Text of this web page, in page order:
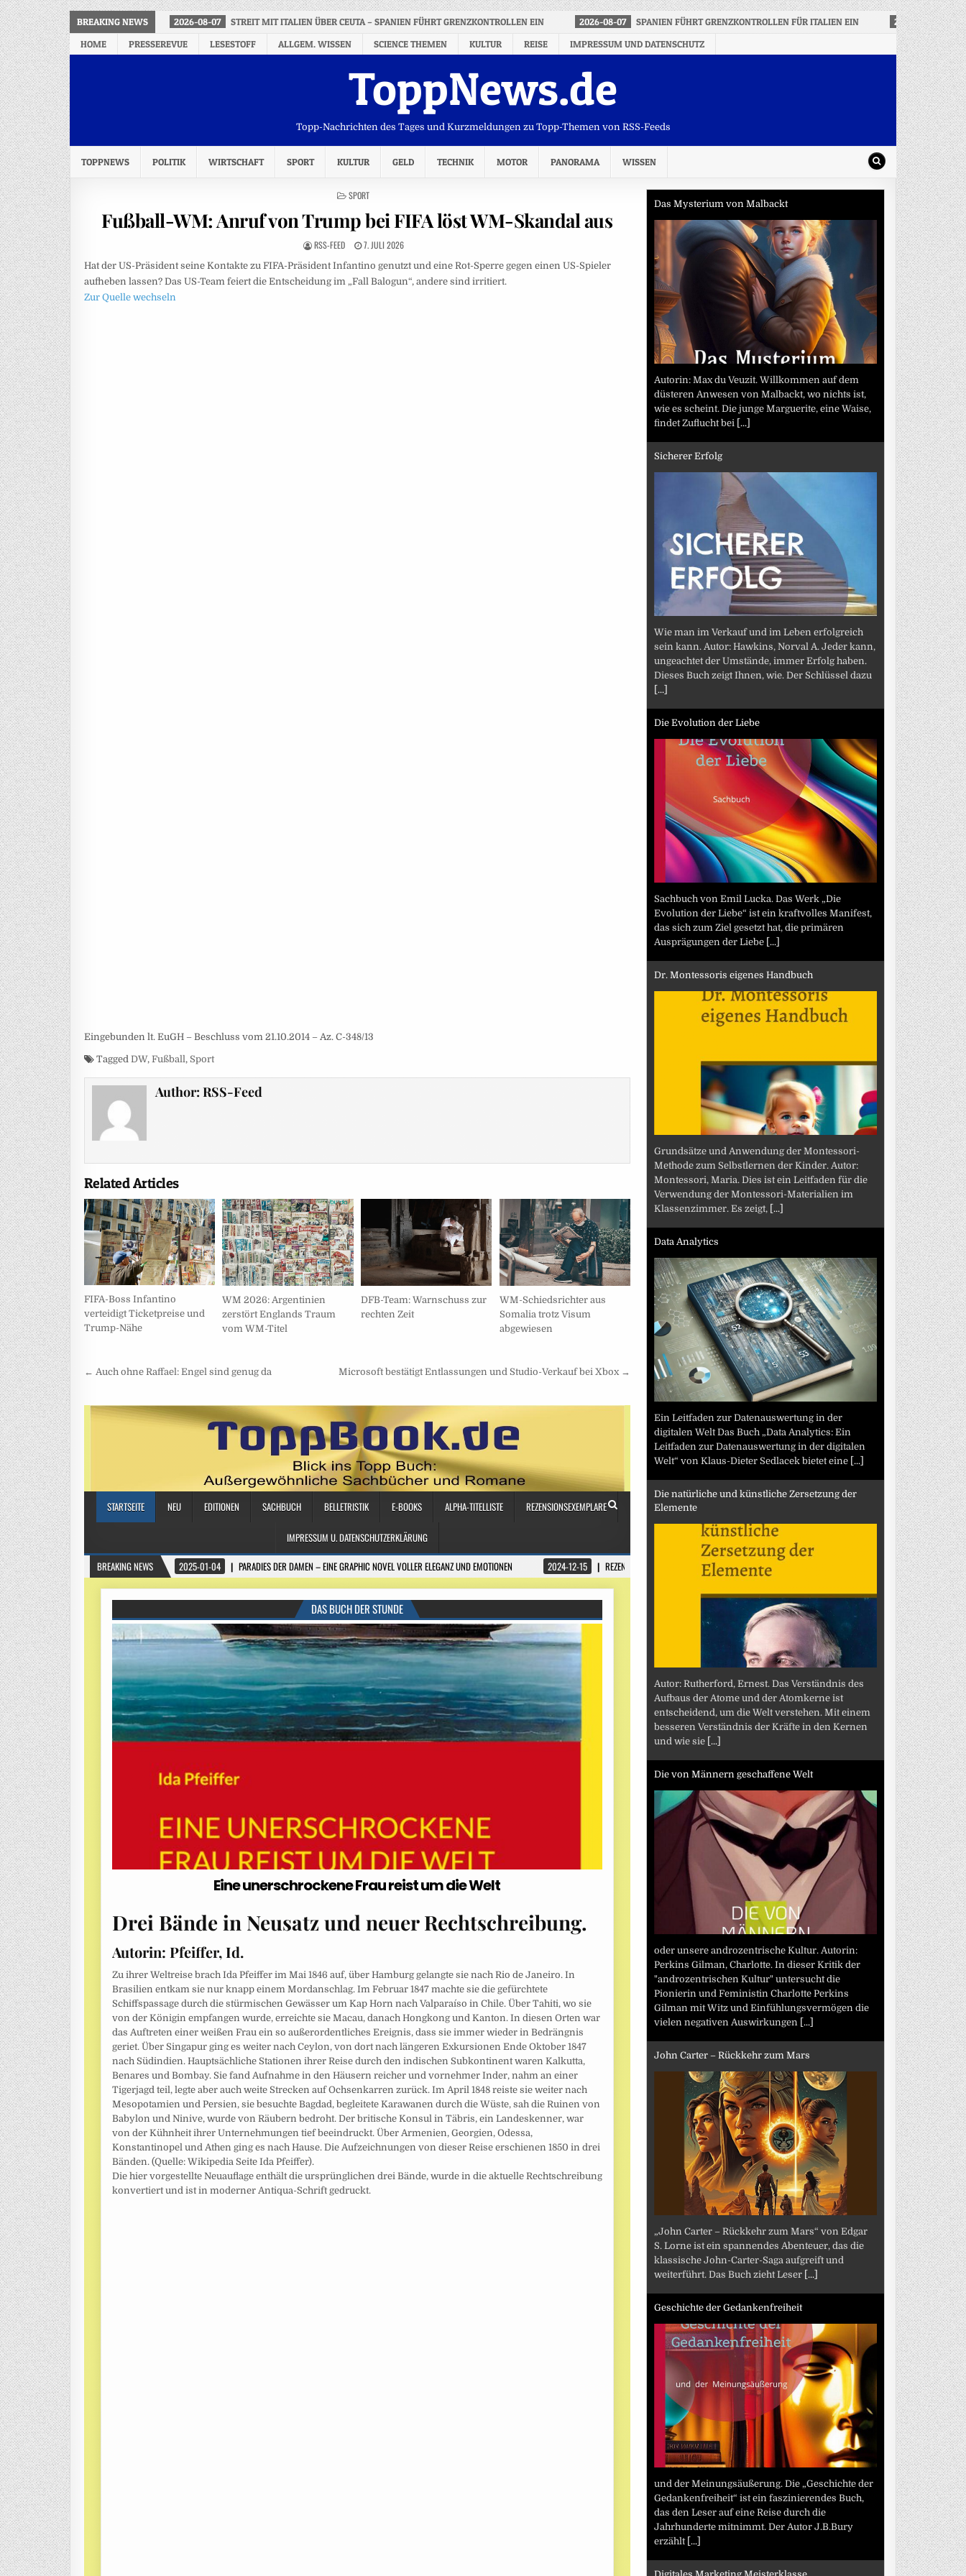
BREAKING NEWS 2026-08-07 STREIT MIT ITALIEN ÜBER CEUTA – SPANIEN FÜHRT GRENZKONTROLLEN EIN 2026-08-07 SPANIEN FÜHRT GRENZKONTROLLEN FÜR ITALIEN EIN 2026-08-07
HOME
PRESSEREVUE LESESTOFF ALLGEM. WISSEN SCIENCE THEMEN KULTUR REISE IMPRESSUM UND DATENSCHUTZ
ToppNews.de
Topp-Nachrichten des Tages und Kurzmeldungen zu Topp-Themen von RSS-Feeds
TOPPNEWS POLITIK WIRTSCHAFT SPORT KULTUR GELD TECHNIK MOTOR PANORAMA WISSEN
POSTED
SPORT
Fußball-WM: Anruf von Trump bei FIFA löst WM-Skandal aus
RSS-FEED 7. JULI 2026
Hat der US-Präsident seine Kontakte zu FIFA-Präsident Infantino genutzt und eine Rot-Sperre gegen einen US-Spieler
aufheben lassen? Das US-Team feiert die Entscheidung im „Fall Balogun“, andere sind irritiert.
Zur Quelle wechseln
Eingebunden lt. EuGH – Beschluss vom 21.10.2014 – Az. C-348/13
Tagged DW, Fußball, Sport
Author:RSS-Feed
Related Articles
FIFA-Boss Infantino
verteidigt Ticketpreise und
Trump-Nähe
WM 2026: Argentinien
zerstört Englands Traum
vom WM-Titel
DFB-Team: Warnschuss zur
rechten Zeit
WM-Schiedsrichter aus
Somalia trotz Visum
abgewiesen
Beitragsnavigation
← Auch ohne Raffael: Engel sind genug da Microsoft bestätigt Entlassungen und Studio-Verkauf bei Xbox →
Das Mysterium von Malbackt
Autorin: Max du Veuzit. Willkommen auf dem
düsteren Anwesen von Malbackt, wo nichts ist,
wie es scheint. Die junge Marguerite, eine Waise,
findet Zuflucht bei [...]
Sicherer Erfolg
Wie man im Verkauf und im Leben erfolgreich
sein kann. Autor: Hawkins, Norval A. Jeder kann,
ungeachtet der Umstände, immer Erfolg haben.
Dieses Buch zeigt Ihnen, wie. Der Schlüssel dazu
[...]
Die Evolution der Liebe
Sachbuch von Emil Lucka. Das Werk „Die
Evolution der Liebe“ ist ein kraftvolles Manifest,
das sich zum Ziel gesetzt hat, die primären
Ausprägungen der Liebe [...]
Dr. Montessoris eigenes Handbuch
Grundsätze und Anwendung der Montessori-
Methode zum Selbstlernen der Kinder. Autor:
Montessori, Maria. Dies ist ein Leitfaden für die
Verwendung der Montessori-Materialien im
Klassenzimmer. Es zeigt, [...]
Data Analytics
Ein Leitfaden zur Datenauswertung in der
digitalen Welt Das Buch „Data Analytics: Ein
Leitfaden zur Datenauswertung in der digitalen
Welt“ von Klaus-Dieter Sedlacek bietet eine [...]
Die natürliche und künstliche Zersetzung der
Elemente
Autor: Rutherford, Ernest. Das Verständnis des
Aufbaus der Atome und der Atomkerne ist
entscheidend, um die Welt verstehen. Mit einem
besseren Verständnis der Kräfte in den Kernen
und wie sie [...]
Die von Männern geschaffene Welt
oder unsere androzentrische Kultur. Autorin:
Perkins Gilman, Charlotte. In dieser Kritik der
"androzentrischen Kultur" untersucht die
Pionierin und Feministin Charlotte Perkins
Gilman mit Witz und Einfühlungsvermögen die
vielen negativen Auswirkungen [...]
John Carter – Rückkehr zum Mars
„John Carter – Rückkehr zum Mars“ von Edgar
S. Lorne ist ein spannendes Abenteuer, das die
klassische John-Carter-Saga aufgreift und
weiterführt. Das Buch zieht Leser [...]
Geschichte der Gedankenfreiheit
und der Meinungsäußerung. Die „Geschichte der
Gedankenfreiheit“ ist ein faszinierendes Buch,
das den Leser auf eine Reise durch die
Jahrhunderte mitnimmt. Der Autor J.B.Bury
erzählt [...]